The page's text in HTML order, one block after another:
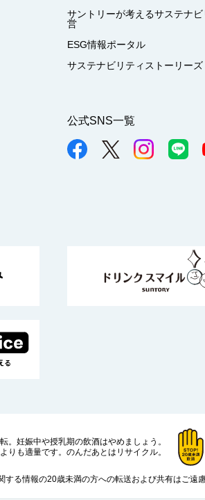
サントリーが考えるサステナ
営
ESG情報ポータル
サステナビリティストーリーズ
公式SNS一覧
。 妊娠中や授乳期の飲酒はやめましょう。
りも適量です。 のんだあとはリサイクル。
する情報の20歳未満の方への転送および共有はご遠慮